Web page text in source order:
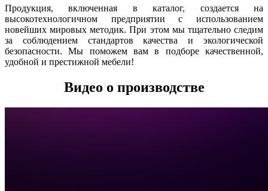
Продукция, включенная в каталог, создается на
высокотехнологичном предприятии с использованием
новейших мировых методик. При этом мы тщательно следим
за соблюдением стандартов качества и экологической
безопасности. Мы поможем вам в подборе качественной,
удобной и престижной мебели!
Видео о производстве